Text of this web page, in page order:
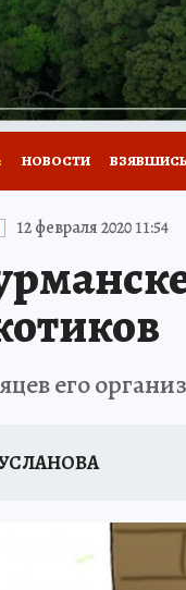
КП РЕКЛАМА
НОВОСТИ
УКРАИНА: СВОДКА
ЗАПОВЕДНАЯ РОССИЯ
12 февраля 2020 11:54
его